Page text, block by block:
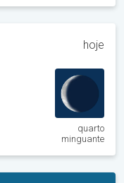
hoje
quarto
minguante